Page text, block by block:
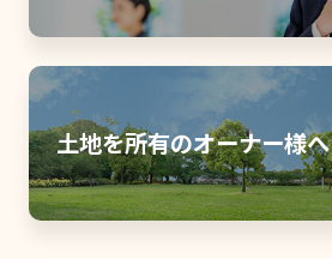
土地を所有のオーナー様へ